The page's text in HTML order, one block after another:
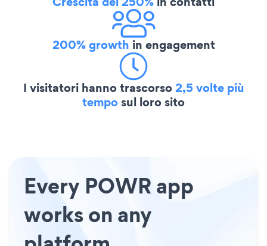
200% growth in engagement
I visitatori hanno trascorso2,5 volte più
temposul loro sito
Every POWR app
works on any